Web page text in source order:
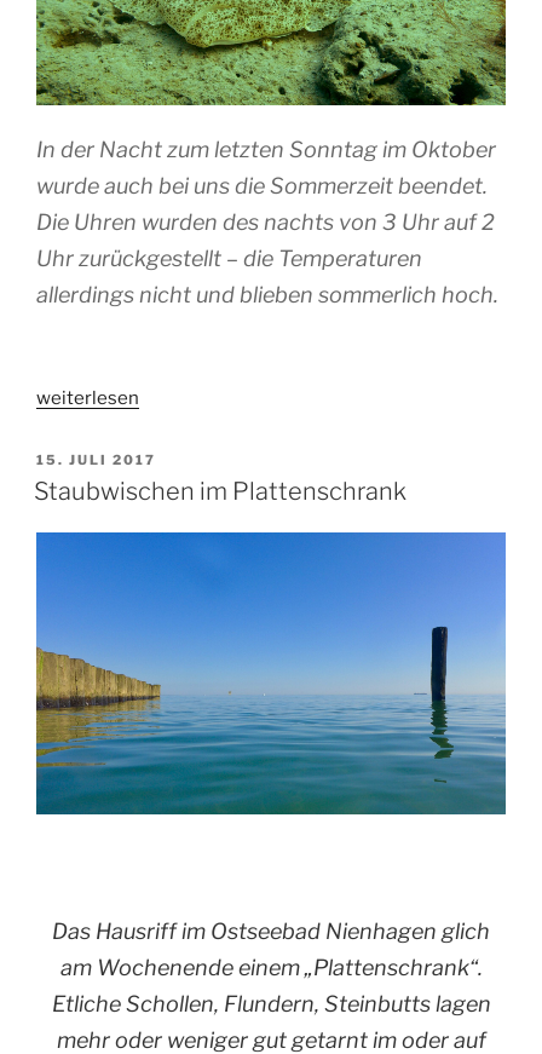
In der Nacht zum letzten Sonntag im Oktober
wurde auch bei uns die Sommerzeit beendet.
Die Uhren wurden des nachts von 3 Uhr auf 2
Uhr zurückgestellt – die Temperaturen
allerdings nicht und blieben sommerlich hoch.
„Pottenwarm
gespenstisch
gut“
weiterlesen
VERÖFFENTLICHT
AM
15. JULI 2017
Staubwischen im Plattenschrank
Das Hausriff im Ostseebad Nienhagen glich
am Wochenende einem „Plattenschrank“.
Etliche Schollen, Flundern, Steinbutts lagen
mehr oder weniger gut getarnt im oder auf